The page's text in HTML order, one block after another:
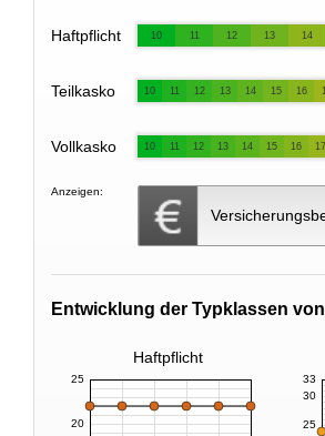
Haftpflicht 10 11 12 13 14
Teilkasko 10 11 12 13 14 15 16
Vollkasko 10 11 12 13 14 15 16 17
Anzeigen:
Entwicklung der Typklassen
Haftpflicht
20
25
25
30
33